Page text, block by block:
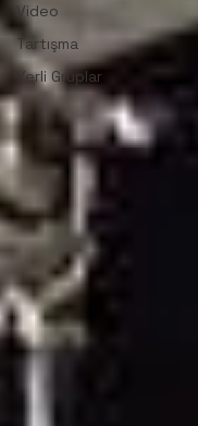
Video
Tartışma
Yerli Gruplar